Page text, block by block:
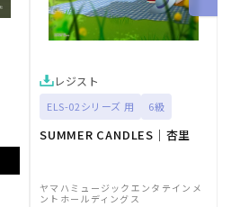
レジスト
ELS-02シリーズ 用 6級
SUMMER CANDLES｜杏里
ヤマハミュージックエンタテインメ
ントホールディングス